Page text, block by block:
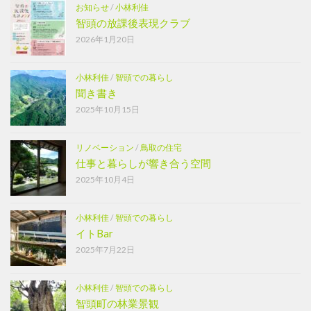
お知らせ/小林利佳
智頭の放課後表現クラブ
2026年1月20日
小林利佳/智頭での暮らし
聞き書き
2025年10月15日
リノベーション /鳥取の住宅
仕事と暮らしが響き合う空間
2025年10月4日
小林利佳/智頭での暮らし
イトBar
2025年7月22日
小林利佳/智頭での暮らし
智頭町の林業景観